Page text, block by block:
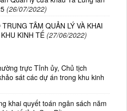
(26/07/2022)
TÂM QUẢN LÝ VÀ KHAI
KINH TẾ (27/06/2022)
trực Tỉnh ủy, Chủ tịch
sát các dự án trong khu kinh
khai quyết toán ngân sách năm